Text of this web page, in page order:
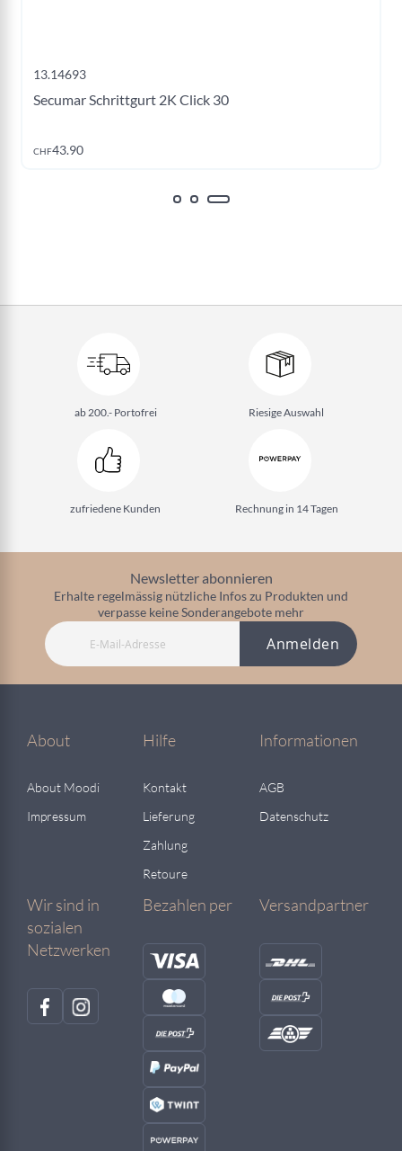
13.14693
Secumar Schrittgurt 2K Click 30
CHF43.90
ab 200.- Portofrei Riesige Auswahl
zufriedene Kunden Rechnung in 14 Tagen
Newsletter abonnieren
Erhalte regelmässig nützliche Infos zu Produkten und
verpasse keine Sonderangebote mehr
Anmelden
About
About Moodi
Impressum
Hilfe
Kontakt
Lieferung
Zahlung
Retoure
Informationen
AGB
Datenschutz
Wir sind in
sozialen
Netzwerken
Bezahlen per Versandpartner